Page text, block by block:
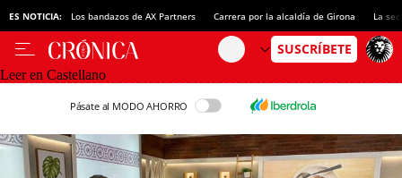
ES NOTICIA: Los bandazos de AX Partners Carrera por la alcaldía de Girona La
Leer en Castellano
Pásate al MODO AHORRO